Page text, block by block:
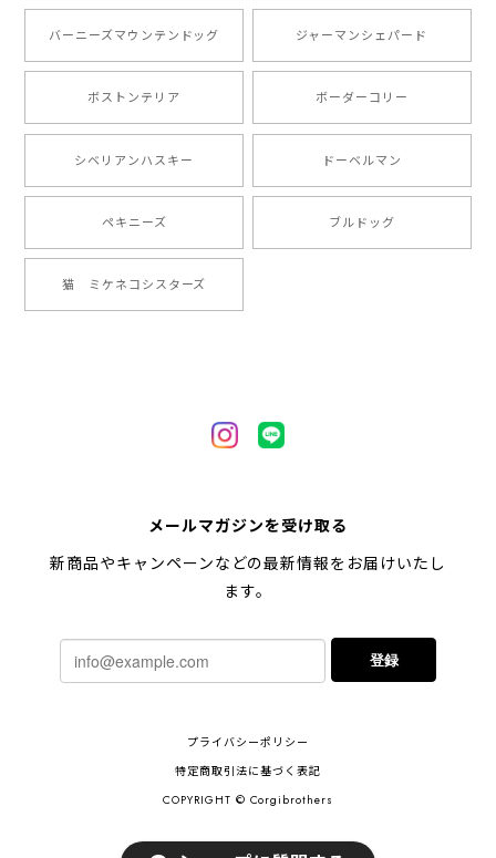
りまして、元気な時の顔がそっくりだったので、注文し
ました。ありがとうございました。
2024/05/22
2024/05/04
2024/05/04
【 柴犬 毛色3色】マグカップ お家用 プレゼント コーギーブラザーズ 犬 うちの子
2024/02/10
した！とても早い対応でありがとうございました。 プ
レゼント用だったけど自分用にも買いたいと思います。
ありがとうございました！！！
バーニーズマウンテンドッグ ジャーマンシェパード
ボストンテリア ボーダーコリー
シベリアンハスキー ドーベルマン
ペキニーズ ブルドッグ
猫 ミケネコシスターズ
メールマガジンを受け取る
新商品やキャンペーンなどの最新情報をお届けいたし
ます。
登録
プライバシーポリシー
特定商取引法に基づく表記
COPYRIGHT © Corgibrothers